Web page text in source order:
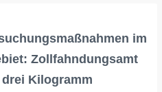
im
Zollfahndungsamt
Kilogramm